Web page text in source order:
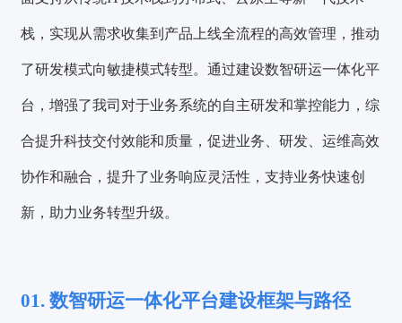
栈，实现从需求收集到产品上线全流程的高效管理，推动
了研发模式向敏捷模式转型。通过建设数智研运一体化平
台，增强了我司对于业务系统的自主研发和掌控能力，综
合提升科技交付效能和质量，促进业务、研发、运维高效
协作和融合，提升了业务响应灵活性，支持业务快速创
新，助力业务转型升级。
01. 数智研运一体化平台建设框架与路径